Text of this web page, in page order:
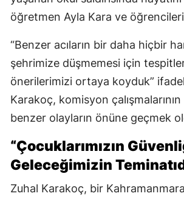
öğretmen Ayla Kara ve öğrencileri
“Benzer acıların bir daha hiçbir
şehrimize düşmemesi için
önerilerimizi ortaya koyduk”
Karakoç, komisyon çalışmalarının
benzer olayların önüne geçmek
“Çocuklarımızın
Geleceğimizin
Zuhal Karakoç, bir